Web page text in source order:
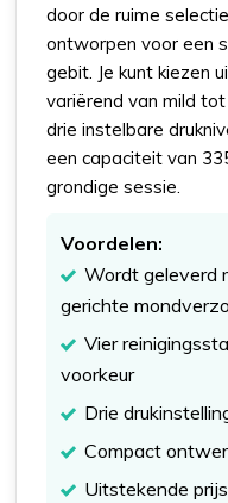
door de ruime
ontworpen voor een
gebit. Je kunt kiezen
variërend van mild
drie instelbare
een capaciteit van
grondige sessie.
Voordelen:
Wordt geleverd
gerichte
Vier
voorkeur
Drie
Compact
Uitstekende